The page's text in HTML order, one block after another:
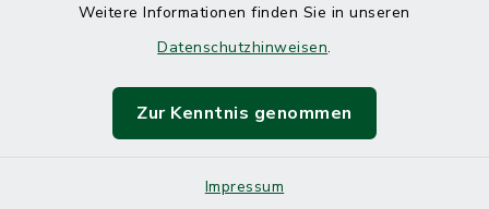
Weitere Informationen finden Sie in unseren
Datenschutzhinweisen.
Zur Kenntnis genommen
Impressum
Cookie-Einstellungen